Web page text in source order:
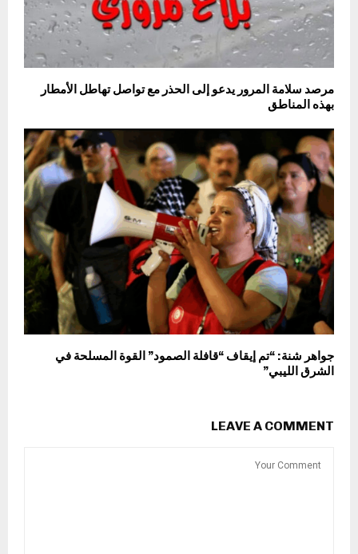
مرصد سلامة المرور يدعو إلى الحذر مع تواصل تهاطل الأمطار
بهذه المناطق
جواهر شنة: “تم إيقاف “قافلة الصمود” القوة المسلحة في
الشرق الليبي”
LEAVE A COMMENT